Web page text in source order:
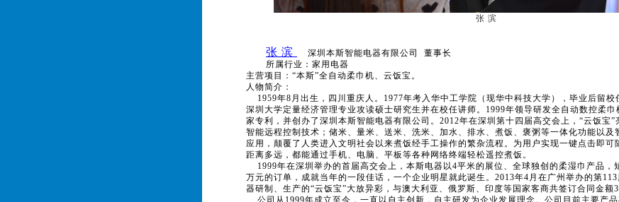
张 滨
张 滨
深圳本斯智能电器有限公司 董事长
所属行业：家用电器
主营项目：“本斯”全自动柔巾机、云饭宝。
人物简介：
1959年8月出生，四川重庆人。1977年考入华中工学院（现华中科技大学），毕业后留校
深圳大学定量经济管理专业攻读硕士研究生并在校任讲师。1999年领导研发全自动数控柔巾
家专利，并创办了深圳本斯智能电器有限公司。2012年在深圳第十四届高交会上，“云饭宝”
智能远程控制技术；储米、量米、送米、洗米、加水、排水、煮饭、褒粥等一体化功能以及
应用，颠覆了人类进入文明社会以来煮饭经手工操作的繁杂流程。为用户实现一键点击即可
距离多远，都能通过手机、电脑、平板等各种网络终端轻松遥控煮饭。
1999年在深圳举办的首届高交会上，本斯电器以4平米的展位、全球独创的柔湿巾产品，
万元的订单，成就当年的一段佳话，一个企业明星就此诞生。2013年4月在广州举办的第
器研制、生产的“云饭宝”大放异彩，与澳大利亚、俄罗斯、印度等国家客商共签订合同金额
公司从1999年成立至今，一直以自主创新，自主研发为企业发展理念。公司目前主要产